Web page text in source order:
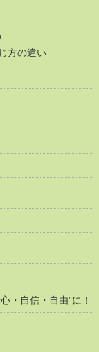
方の違い
・自信・自由”に！